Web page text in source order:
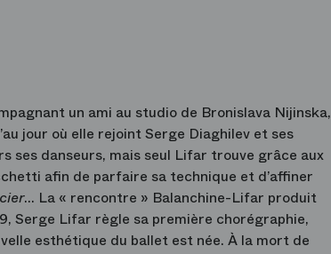
un ami au studio de Bronislava Nijinska,
jour où elle rejoint Serge Diaghilev et ses
ses danseurs, mais seul Lifar trouve grâce aux
afin de parfaire sa technique et d’affiner
… La « rencontre » Balanchine-Lifar produit
Serge Lifar règle sa première chorégraphie,
esthétique du ballet est née. À la mort de